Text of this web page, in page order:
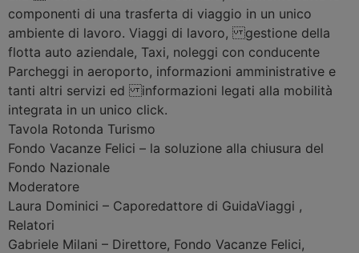
componenti di una trasferta di viaggio in un unico
ambiente di lavoro. Viaggi di lavoro, gestione della
flotta auto aziendale, Taxi, noleggi con conducente
Parcheggi in aeroporto, informazioni amministrative e
tanti altri servizi ed informazioni legati alla mobilità
integrata in un unico click.
Tavola Rotonda Turismo
Fondo Vacanze Felici – la soluzione alla chiusura del
Fondo Nazionale
Moderatore
Laura Dominici – Caporedattore di GuidaViaggi ,
Relatori
Gabriele Milani – Direttore, Fondo Vacanze Felici,